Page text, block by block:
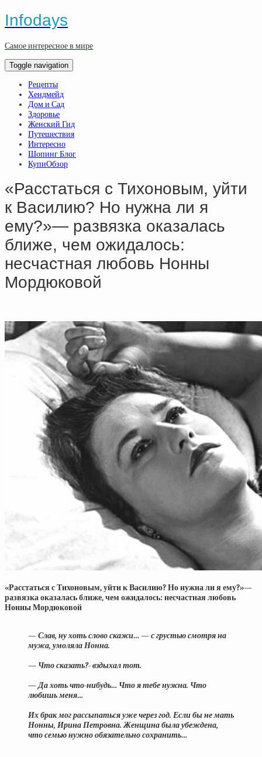
Infodays
Самое интересное в мире
Toggle navigation
Рецепты
Хендмейд
Дом и Сад
Здоровье
Женский Гид
Путешествия
Интересно
Шопинг Блог
КупиОбзор
«Расстаться с Тихоновым, уйти
к Василию? Но нужна ли я
ему?»— развязка оказалась
ближе, чем ожидалось:
несчастная любовь Нонны
Мордюковой
«Расстаться с Тихоновым, уйти к Василию? Но нужна ли я ему?»—
развязка оказалась ближе, чем ожидалось: несчастная любовь
Нонны Мордюковой
— Слав, ну хоть слово скажи… — с грустью смотря на
мужа, умоляла Нонна.
— Что сказать?- вздыхал тот.
— Да хоть что-нибудь… Что я тебе нужна. Что
любишь меня…
Их брак мог рассыпаться уже через год. Если бы не мать
Нонны, Ирина Петровна. Женщина была убеждена,
что семью нужно обязательно сохранить…